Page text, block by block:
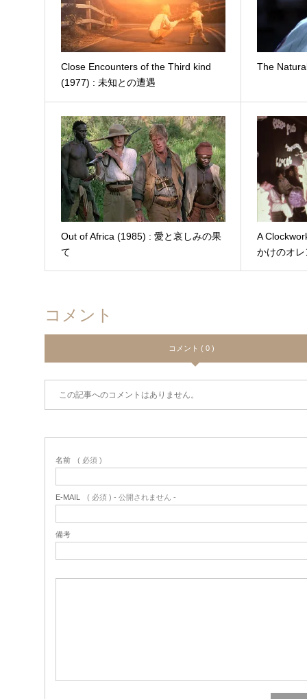
Close Encounters of the Third kind
(1977) : 未知との遭遇
The
Out of Africa (1985) : 愛と哀しみの果
て
A
かけのオ
コメント
コメント ( 0 )
この記事へのコメントはありません。
名前 ( 必須 )
E-MAIL ( 必須 ) - 公開されません -
備考